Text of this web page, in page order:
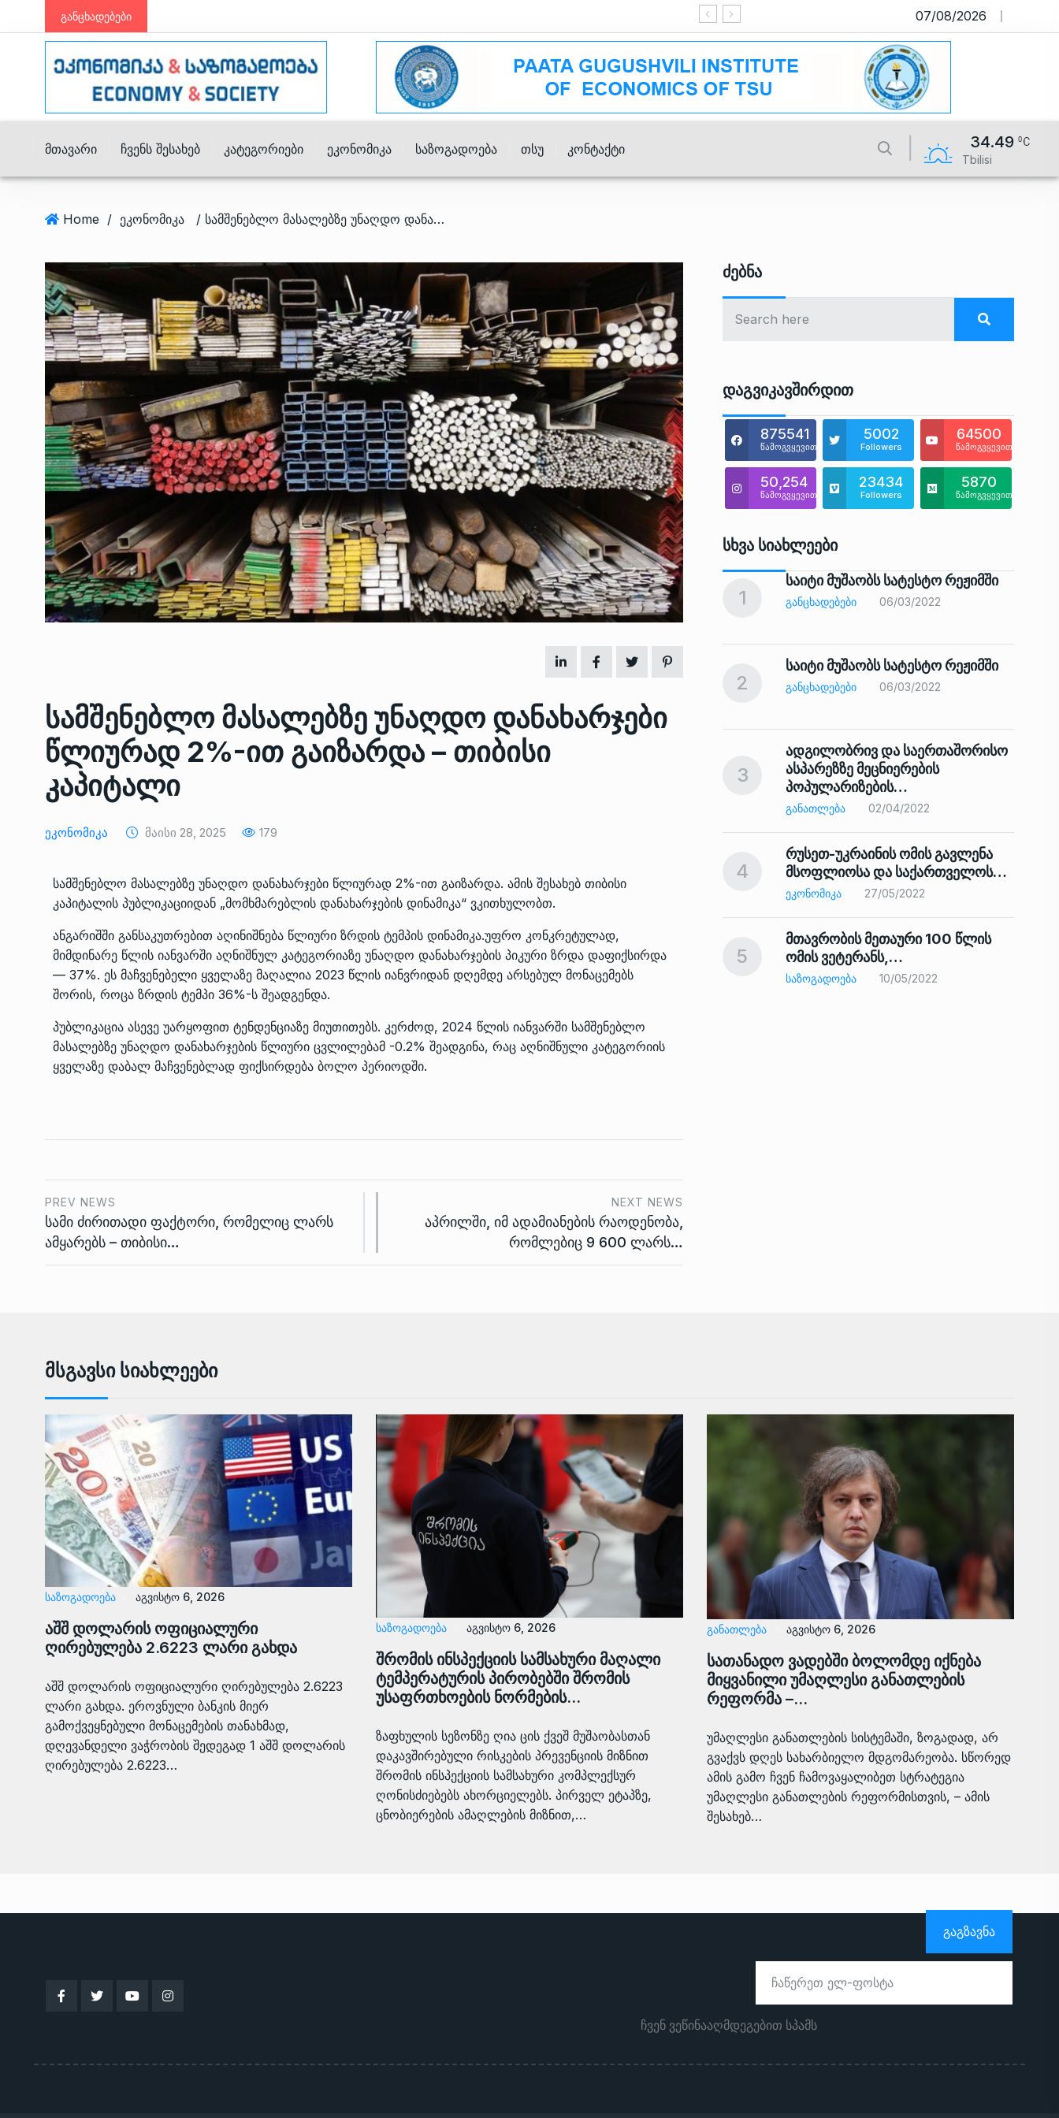
განცხადებები საიტი მუშაობს სატესტო რეჟიმში
07/08/2026
Მთავარი Ჩვენს Შესახებ Კატეგორიები Ეკონომიკა Საზოგადოება Თსუ Კონტაქტი 34.49
Tbilisi
Home / ეკონომიკა / სამშენებლო მასალებზე უნაღდო დანახარჯები წლიურად 2%-ით გაიზარდა – თიბისი კაპიტალი
სამშენებლო მასალებზე უნაღდო დანახარჯები
წლიურად 2%-ით გაიზარდა – თიბისი
კაპიტალი
Ეკონომიკა Მაისი 28, 2025 179
სამშენებლო მასალებზე უნაღდო დანახარჯები წლიურად 2%-ით გაიზარდა. ამის შესახებ თიბისი
კაპიტალის პუბლიკაციიდან „მომხმარებლის დანახარჯების დინამიკა“ ვკითხულობთ.
ანგარიშში განსაკუთრებით აღინიშნება წლიური ზრდის ტემპის დინამიკა.უფრო კონკრეტულად,
მიმდინარე წლის იანვარში აღნიშნულ კატეგორიაზე უნაღდო დანახარჯების პიკური ზრდა დაფიქსირდა
— 37%. ეს მაჩვენებელი ყველაზე მაღალია 2023 წლის იანვრიდან დღემდე არსებულ მონაცემებს
შორის, როცა ზრდის ტემპი 36%-ს შეადგენდა.
პუბლიკაცია ასევე უარყოფით ტენდენციაზე მიუთითებს. კერძოდ, 2024 წლის იანვარში სამშენებლო
მასალებზე უნაღდო დანახარჯების წლიური ცვლილებამ -0.2% შეადგინა, რაც აღნიშნული კატეგორიის
ყველაზე დაბალ მაჩვენებლად ფიქსირდება ბოლო პერიოდში.
PREV NEWS
სამი ძირითადი ფაქტორი, რომელიც ლარს
ამყარებს – თიბისი…
NEXT NEWS
აპრილში, იმ ადამიანების რაოდენობა,
რომლებიც 9 600 ლარს…
Ძებნა
Დაგვიკავშირდით
875541
წამოგვყევით
5002
Followers
64500
წამოგვყევით
50,254
წამოგვყევით
23434
Followers
5870
წამოგვყევით
Სხვა Სიახლეები
6
ოთარ შამუგია ბაქოში გამართულ
მინისტერიალზე სიტყვით…
ᲔᲙᲝᲜᲝᲛᲘᲙᲐ 10/05/2022
სამსახურის…
ᲔᲙᲝᲜᲝᲛᲘᲙᲐ 10/05/2022
8
საქართველოს რკინიგზის
ᲔᲙᲝᲜᲝᲛᲘᲙᲐ
9
სახელობის ოპერისა და
ბალეტის…
ᲙᲣᲚᲢᲣᲠᲐ 13/05/2022
10
თბილისის ზაქარია ფალიაშვილის
სახელობის ოპერისა და
ᲙᲣᲚᲢᲣᲠᲐ 13/05/2022
11
ზურაბ აზარაშვილი:
„სოციალურად დაუცველთა
დასაქმების პროგრამაში,…
ᲠᲔᲒᲘᲝᲜᲔᲑᲘ 13/05/2022
14
ტექნოპარკში სტარტაპერებს…
ᲒᲐᲜᲐᲗᲚᲔᲑᲐ
15
პრემიერ-მინისტრმა ირაკლი
ღარიბაშვილმა ახლად
1
საიტი მუშაობს სატესტო რეჟიმში
ᲒᲐᲜᲪᲮᲐᲓᲔᲑᲔᲑᲘ 06/03/2022
2
საიტი მუშაობს სატესტო რეჟიმში
ᲒᲐᲜᲪᲮᲐᲓᲔᲑᲔᲑᲘ 06/03/2022
3
ადგილობრივ და საერთაშორისო
ასპარეზზე მეცნიერების
პოპულარიზების…
ᲒᲐᲜᲐᲗᲚᲔᲑᲐ 02/04/2022
4
რუსეთ-უკრაინის ომის გავლენა
მსოფლიოსა და საქართველოს…
ᲔᲙᲝᲜᲝᲛᲘᲙᲐ 27/05/2022
5
მთავრობის მეთაური 100 წლის
ომის ვეტერანს,…
ᲡᲐᲖᲝᲒᲐᲓᲝᲔᲑᲐ 10/05/2022
Მსგავსი Სიახლეები
ᲡᲐᲖᲝᲒᲐᲓᲝᲔᲑᲐ აგვისტო 6, 2026
აშშ დოლარის ოფიციალური
ღირებულება 2.6223 ლარი გახდა
აშშ დოლარის ოფიციალური ღირებულება 2.6223
ლარი გახდა. ეროვნული ბანკის მიერ
გამოქვეყნებული მონაცემების თანახმად,
დღევანდელი ვაჭრობის შედეგად 1 აშშ დოლარის
ღირებულება 2.6223…
ᲡᲐᲖᲝᲒᲐᲓᲝᲔᲑᲐ აგვისტო 6, 2026
შრომის ინსპექციის სამსახური მაღალი
ტემპერატურის პირობებში შრომის
უსაფრთხოების ნორმების…
ზაფხულის სეზონზე ღია ცის ქვეშ მუშაობასთან
დაკავშირებული რისკების პრევენციის მიზნით
შრომის ინსპექციის სამსახური კომპლექსურ
ღონისძიებებს ახორციელებს. პირველ ეტაპზე,
ცნობიერების ამაღლების მიზნით,…
ᲒᲐᲜᲐᲗᲚᲔᲑᲐ აგვისტო 6, 2026
სათანადო ვადებში ბოლომდე იქნება
მიყვანილი უმაღლესი განათლების
რეფორმა –…
უმაღლესი განათლების სისტემაში, ზოგადად, არ
გვაქვს დღეს სახარბიელო მდგომარეობა. სწორედ
ამის გამო ჩვენ ჩამოვაყალიბეთ სტრატეგია
უმაღლესი განათლების რეფორმისთვის, – ამის
შესახებ…
ᲒᲐᲒᲖᲐᲕᲜᲐ
ჩვენ ვეწინააღმდეგებით სპამს